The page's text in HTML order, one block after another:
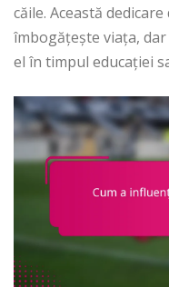
căile. Această
îmbogățește viața,
el în timpul educației